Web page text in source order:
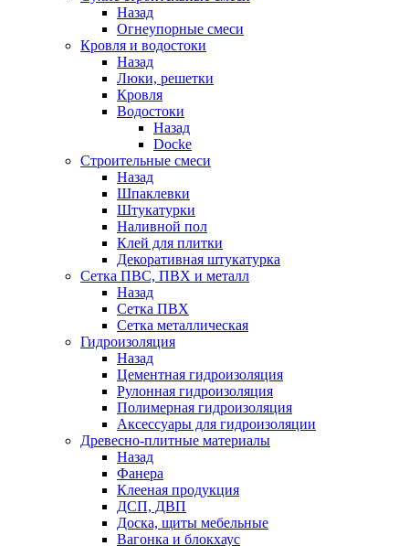
Назад
Огнеупорные смеси
Кровля и водостоки
Назад
Люки, решетки
Кровля
Водостоки
Назад
Docke
Строительные смеси
Назад
Шпаклевки
Штукатурки
Наливной пол
Клей для плитки
Декоративная штукатурка
Сетка ПВС, ПВХ и металл
Назад
Сетка ПВХ
Сетка металлическая
Гидроизоляция
Назад
Цементная гидроизоляция
Рулонная гидроизоляция
Полимерная гидроизоляция
Аксессуары для гидроизоляции
Древесно-плитные материалы
Назад
Фанера
Клееная продукция
ДСП, ДВП
Доска, щиты мебельные
Вагонка и блокхаус